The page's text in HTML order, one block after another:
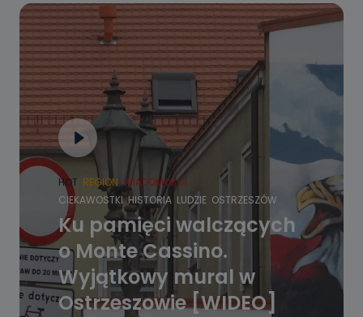
HOT REGION WIADOMOŚCI
CIEKAWOSTKI HISTORIA LUDZIE OSTRZESZÓW
Ku pamięci walczących
o Monte Cassino.
Wyjątkowy mural w
Ostrzeszowie [WIDEO]